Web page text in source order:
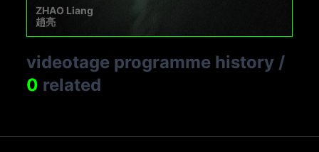
ZHAO Liang
趙亮
videotage programme history /
0 related